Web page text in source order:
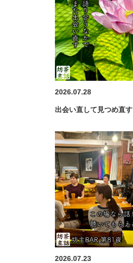
2026.07.28
出会い直して見つめ直す
2026.07.23